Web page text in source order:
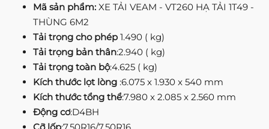
Mã sản phẩm: XE TẢI VEAM - VT260 HẠ TẢI 1T49 -
THÙNG 6M2
Tải trọng cho phép 1.490 ( kg)
Tải trọng bản thân:2.940 ( kg)
Tải trọng toàn bộ:4.625 ( kg)
Kích thước lọt lòng :6.075 x 1.930 x 540 mm
Kích thước tổng thể:7.980 x 2.085 x 2.560 mm
Động cơ:D4BH